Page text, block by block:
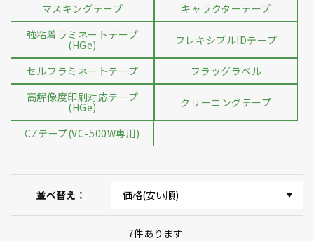
マスキングテープ
キャラクターテープ
強粘着ラミネートテープ
(HGe) フレキシブルIDテープ
セルフラミネートテープ
フラッグラベル
高解像度印刷対応テープ
(HGe) クリーニングテープ
CZテープ(VC-500W専用)
並べ替え
7件あります